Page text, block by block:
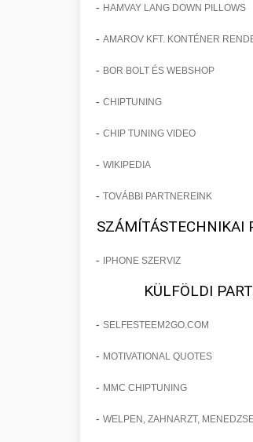
- HAMVAY LANG DOWN PILLOWS
- AMAROV KFT. KONTÉNER
- BOR BOLT ÉS WEBSHOP
- CHIPTUNING
- CHIP TUNING VIDEO
- WIKIPEDIA
- TOVÁBBI PARTNEREINK
SZÁMÍTÁSTECHNIKAI
- IPHONE SZERVIZ
KÜLFÖLDI
- SELFESTEEM2GO.COM
- MOTIVATIONAL QUOTES
- MMC CHIPTUNING
- WELPEN, ZAHNARZT,